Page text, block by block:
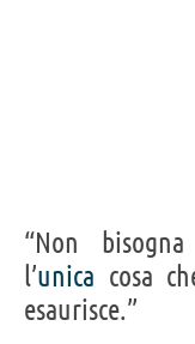
“Non
l’unica cosa
esaurisce.”